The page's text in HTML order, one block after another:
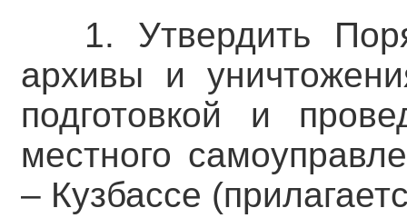
1. Утвердить
архивы и
подготовкой и
местного
– Кузбассе